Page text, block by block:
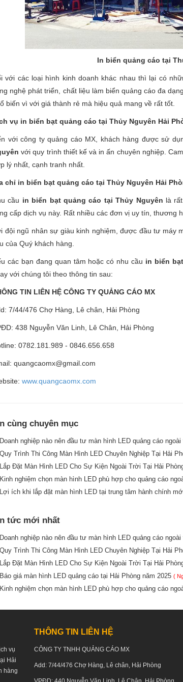
In biển quảng cáo tại
với các loại hình kinh doanh khác nhau thì lại có
nghệ phát triển, chất liệu làm biển quảng cáo đa
biến vì với giá thành rẻ mà hiệu quả mang về rất tốt.
vụ in biển bạt quảng cáo tại Thủy Nguyên Hải
với công ty quảng cáo MX, khách hàng được sử
với quy trình thiết kế và in ấn chuyên nghiệp.
lý nhất, cạnh tranh nhất.
chỉ in biển bạt quảng cáo tại Thủy Nguyên Hải
cầu in biển bạt quảng cáo tại Thủy Nguyên là
cấp dịch vụ này. Rất nhiều các đơn vị uy tín, thương
đội ngũ nhân sự giàu kinh nghiệm, được đầu tư máy
của Quý khách hàng.
các bạn đang quan tâm hoặc có nhu cầu in biển
với chúng tôi theo thông tin sau:
TIN LIÊN HỆ CÔNG TY QUẢNG CÁO MX
7/44/476 Chợ Hàng, Lê chân, Hải Phòng
438 Nguyễn Văn Linh, Lê Chân, Hải Phòng
0782.181.989 - 0846.656.658
quangcaomx@gmail.com
www.quangcaomx.com
cùng chuyên mục
Doanh nghiệp nào nên đầu tư màn hình LED quảng cáo
Quy Trình Thi Công Màn Hình LED Chuyên Nghiệp Tại Hải
Lắp Đặt Màn Hình LED Cho Sự Kiện Ngoài Trời Tại Hải
Kinh nghiệm chọn màn hình LED phù hợp cho quảng cáo
Lợi ích khi lắp đặt màn hình LED tại trung tâm hành chính
tức mới nhất
Doanh nghiệp nào nên đầu tư màn hình LED quảng cáo
Quy Trình Thi Công Màn Hình LED Chuyên Nghiệp Tại Hải
Lắp Đặt Màn Hình LED Cho Sự Kiện Ngoài Trời Tại Hải
Báo giá màn hình LED quảng cáo tại Hải Phòng năm 2025 (
Kinh nghiệm chọn màn hình LED phù hợp cho quảng cáo
vụ
Hải
hàng
THÔNG TIN LIÊN HỆ
CÔNG TY TNHH QUẢNG CÁO MX
Add: 7/44/476 Chợ Hàng, Lê chân, Hải Phòng